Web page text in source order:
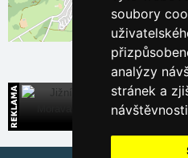
soubory
analýzy
stránek a
Široká nabídka